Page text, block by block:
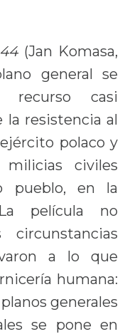
(Jan Komasa,
general se
recurso casi
la resistencia al
polaco y
civiles
pueblo, en la
película no
a lo que
humana:
generales
se pone en